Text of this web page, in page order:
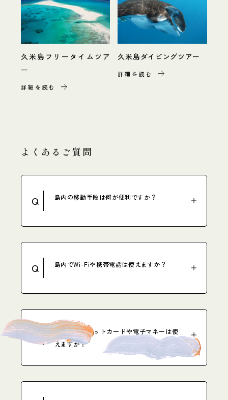
久米島フリータイムツア
ー
詳細を読む
久米島ダイビングツアー
詳細を読む
よくあるご質問
Q 島内の移動手段は何が便利ですか？
Q 島内でWi-Fiや携帯電話は使えますか？
Q
島内でクレジットカードや電子マネーは使
えますか？